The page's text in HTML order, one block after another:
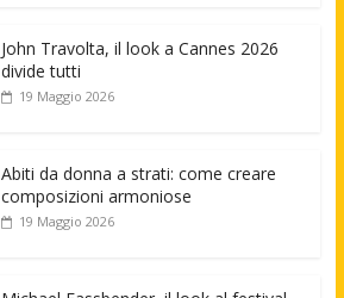
John Travolta, il look a Cannes 2026
divide tutti
19 Maggio 2026
Abiti da donna a strati: come creare
composizioni armoniose
19 Maggio 2026